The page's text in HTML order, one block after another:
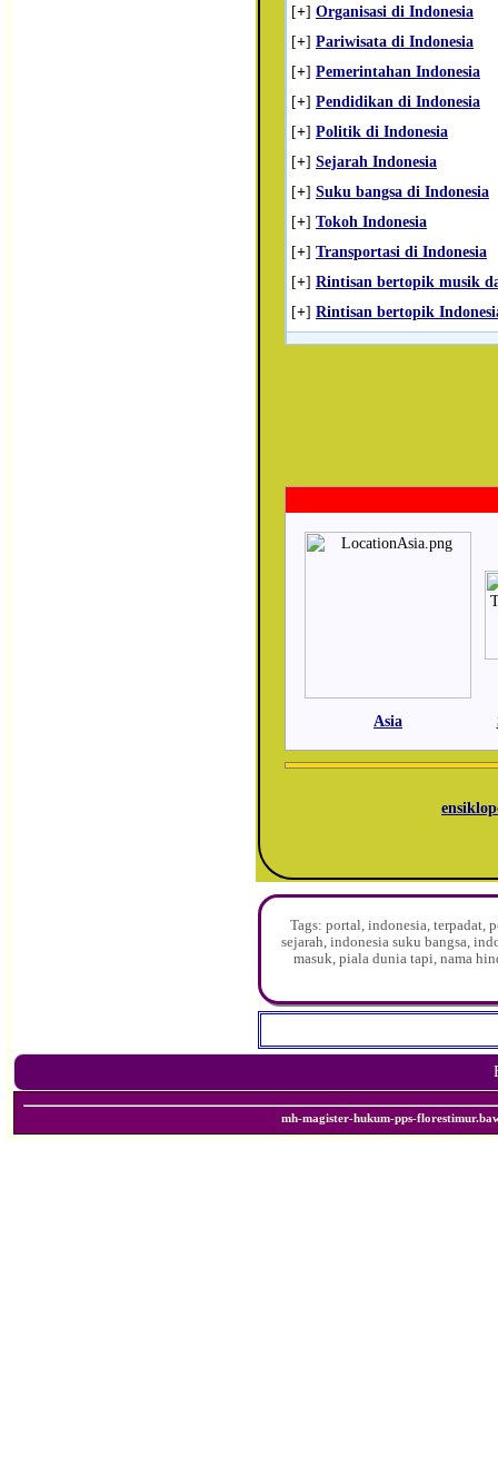
[+] Organisasi di Indonesia
[+] Pariwisata di Indonesia
[+] Pemerintahan Indonesia
[+] Pendidikan di Indonesia
[+] Politik di Indonesia
[+] Sejarah Indonesia
[+] Suku bangsa di Indonesia
[+] Tokoh Indonesia
[+] Transportasi di Indonesia
[+] Rintisan bertopik musik
[+] Rintisan bertopik
Asia
Tags: portal, indonesia, terpadat,
sejarah, indonesia suku bangsa,
masuk, piala dunia tapi, nama
mh-magister-hukum-pps-